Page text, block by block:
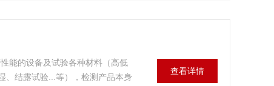
能的设备及试验各种材料（高低
、结露试验...等），检测产品本身
查看详情